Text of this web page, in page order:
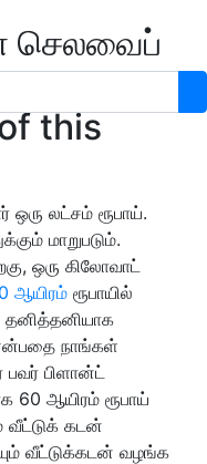
செலவைப்
talk
this
ஒரு லட்சம் ரூபாய்.
மாறுபடும்.
ஒரு கிலோவாட்
ஆயிரம் ரூபாயில்
தனித்தனியாக
நாங்கள்
பிளான்ட்
60 ஆயிரம் ரூபாய்
வீட்டுக் கடன்
வீட்டுக்கடன் வழங்க